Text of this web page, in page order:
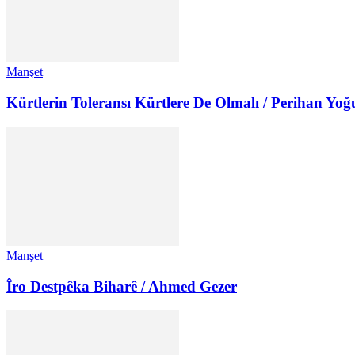
Manşet
Kürtlerin Toleransı Kürtlere De Olmalı / Perihan
Manşet
Îro Destpêka Biharê / Ahmed Gezer